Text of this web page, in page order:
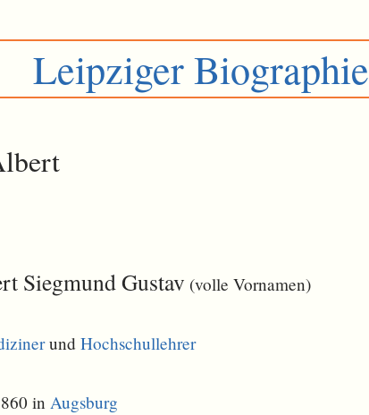
Leipziger Biographie
Siegmund Gustav (volle Vornamen)
und Hochschullehrer
in Augsburg